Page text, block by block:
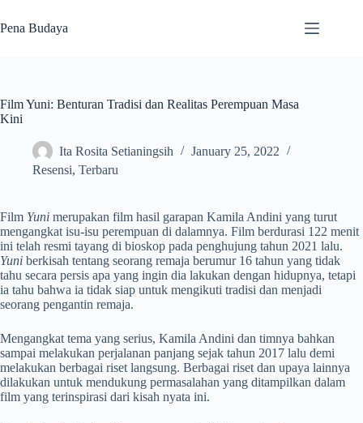
to
content
Pena Budaya
Film Yuni: Benturan Tradisi dan Realitas Perempuan Masa
Kini
Ita Rosita Setianingsih
January 25, 2022
Resensi, Terbaru
Film Yuni merupakan film hasil garapan Kamila Andini yang turut
mengangkat isu-isu perempuan di dalamnya. Film berdurasi 122 menit
ini telah resmi tayang di bioskop pada penghujung tahun 2021 lalu.
Yuni berkisah tentang seorang remaja berumur 16 tahun yang tidak
tahu secara persis apa yang ingin dia lakukan dengan hidupnya, tetapi
ia tahu bahwa ia tidak siap untuk mengikuti tradisi dan menjadi
seorang pengantin remaja.
Mengangkat tema yang serius, Kamila Andini dan timnya bahkan
sampai melakukan perjalanan panjang sejak tahun 2017 lalu demi
melakukan berbagai riset langsung. Berbagai riset dan upaya lainnya
dilakukan untuk mendukung permasalahan yang ditampilkan dalam
film yang terinspirasi dari kisah nyata ini.